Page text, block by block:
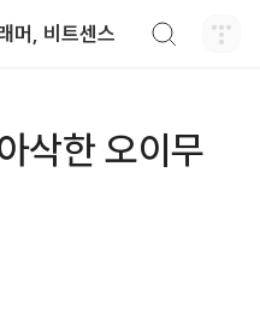
머, 비트센스
삭한 오이무